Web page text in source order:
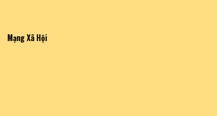
Mạng Xã Hội